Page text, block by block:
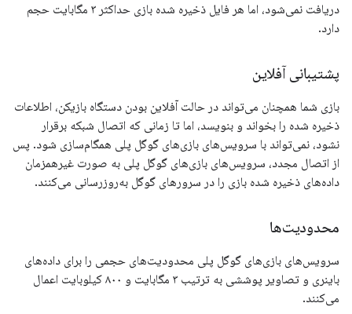
دریافت نمی‌شود، اما هر فایل ذخیره شده بازی حداکثر ۳ مگابایت حجم
دارد.
پشتیبانی آفلاین
بازی شما همچنان می‌تواند در حالت آفلاین بودن دستگاه بازیکن، اطلاعات
ذخیره شده را بخواند و بنویسد، اما تا زمانی که اتصال شبکه برقرار
نشود، نمی‌تواند با سرویس‌های بازی‌های گوگل پلی همگام‌سازی شود. پس
از اتصال مجدد، سرویس‌های بازی‌های گوگل پلی به صورت غیرهمزمان
داده‌های ذخیره شده بازی را در سرورهای گوگل به‌روزرسانی می‌کنند.
محدودیت‌ها
سرویس‌های بازی‌های گوگل پلی محدودیت‌های حجمی را برای داده‌های
باینری و تصاویر پوششی به ترتیب ۳ مگابایت و ۸۰۰ کیلوبایت اعمال
می‌کنند.